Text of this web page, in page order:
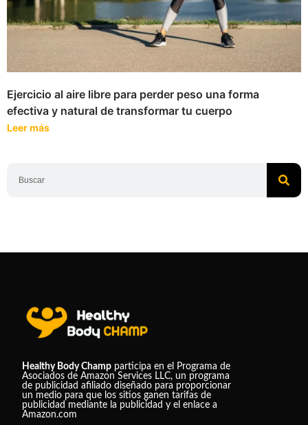
Ejercicio al aire libre para perder peso una forma
efectiva y natural de transformar tu cuerpo
Leer más
Healthy Body Champ participa en el Programa de
Asociados de Amazon Services LLC, un programa
de publicidad afiliado diseñado para proporcionar
un medio para que los sitios ganen tarifas de
publicidad mediante la publicidad y el enlace a
Amazon.com